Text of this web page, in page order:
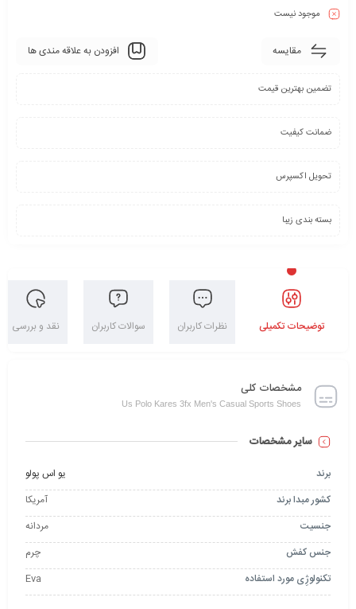
موجود نیست
مقایسه افزودن به علاقه مندی ها
تضمین بهترین قیمت
ضمانت کیفیت
تحویل اکسپرس
بسته بندی زیبا
توضیحات تکمیلی نظرات کاربران سوالات کاربران نقد و بررسی
مشخصات کلی
Us Polo Kares 3fx Men's Casual Sports Shoes
سایر مشخصات
برند
یو اس پولو
کشور مبدا برند
آمریکا
جنسیت
مردانه
جنس کفش
چرم
تکنولوژِی مورد استفاده
Eva